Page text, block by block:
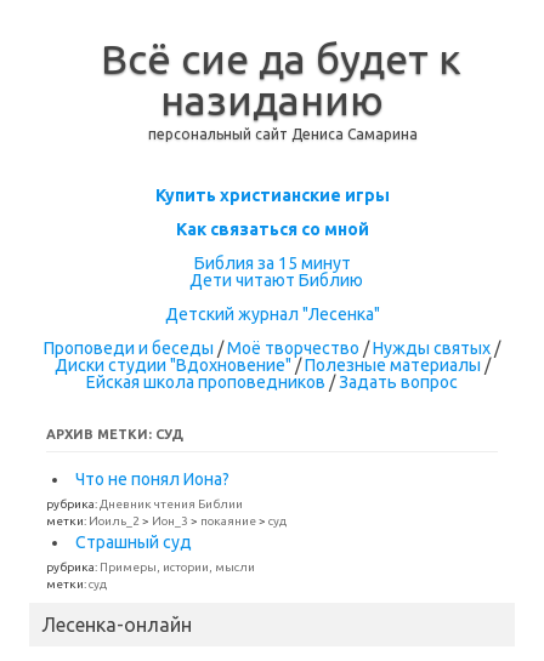
Всё сие да будет к
назиданию
персональный сайт Дениса Самарина
Перейти к содержимому
Купить христианские игры
Как связаться со мной
Библия за 15 минут
Дети читают Библию
Детский журнал "Лесенка"
Проповеди и беседы /Моё творчество /Нужды святых /
Диски студии "Вдохновение" /Полезные материалы /
Ейская школа проповедников /Задать вопрос
АРХИВ МЕТКИ: СУД
Что не понял Иона?
рубрика: Дневник чтения Библии
метки: Иоиль_2 > Ион_3 > покаяние> суд
Страшный суд
рубрика: Примеры, истории, мысли
метки:суд
Лесенка-онлайн